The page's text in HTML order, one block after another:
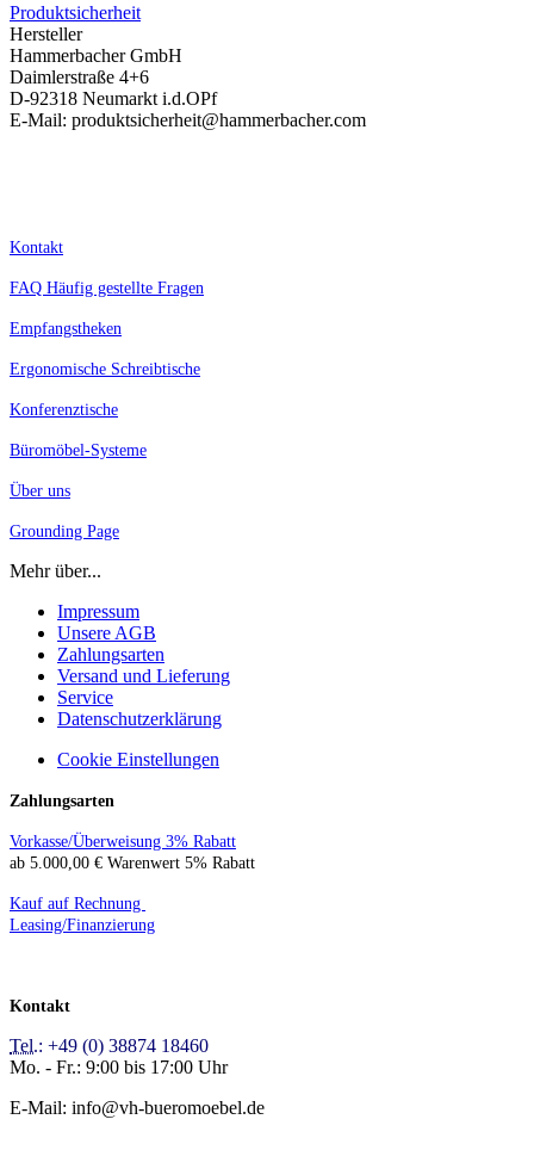
Produktsicherheit
Hersteller
Hammerbacher GmbH
Daimlerstraße 4+6
D-92318 Neumarkt i.d.OPf
E-Mail: produktsicherheit@hammerbacher.com
Kontakt
FAQ Häufig gestellte Fragen
Empfangstheken
Ergonomische Schreibtische
Konferenztische
Büromöbel-Systeme
Über uns
Grounding Page
Mehr über...
Impressum
Unsere AGB
Zahlungsarten
Versand und Lieferung
Service
Datenschutzerklärung
Cookie Einstellungen
Zahlungsarten
Vorkasse/Überweisung 3% Rabatt
ab 5.000,00 € Warenwert 5% Rabatt
Kauf auf Rechnung
Leasing/Finanzierung
Kontakt
Tel.: +49 (0) 38874 18460
Mo. - Fr.: 9:00 bis 17:00 Uhr
E-Mail: info@vh-bueromoebel.de